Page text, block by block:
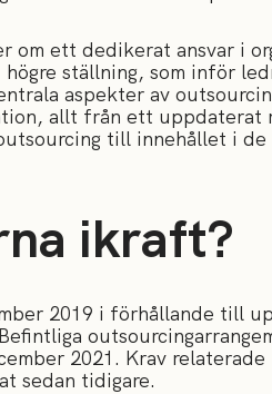
om ett dedikerat ansvar i
ställning, som inför
aspekter av
allt från ett uppdaterat
till innehållet i
ikraft?
2019 i förhållande till
2021. Krav
sedan tidigare.